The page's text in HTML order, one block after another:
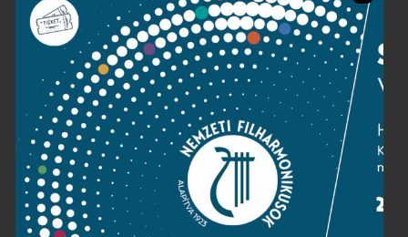
Sajtószoba
Adatvédelem
Impresszum
NEMZETI
FILHARMONIKUSOK